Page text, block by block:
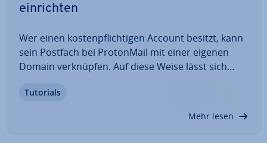
ein­rich­ten
Wer einen kos­ten­pflich­ti­gen Account besitzt, kann
sein Postfach bei Pro­ton­Mail mit einer eigenen
Domain ver­knüp­fen. Auf diese Weise lässt sich
von den Stan­dard­adres­sen unter der Proton-
Tutorials
Mehr lesen